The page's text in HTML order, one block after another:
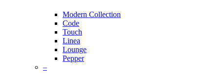
Modern Collection
Code
Touch
Linea
Lounge
Pepper
–